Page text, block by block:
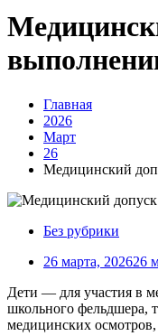
Главная
2026
Март
26
Медицинский
Без рубрики
26 марта, 202626
Дети — для участия в
школьного фельдшера,
медицинских осмотров,